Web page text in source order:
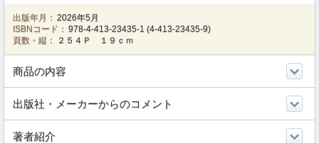
出版年月： 2026年5月
ISBNコード： 978-4-413-23435-1 (4-413-23435-9)
頁数・縦：
２５４Ｐ １９ｃｍ
商品の内容
出版社・メーカーからのコメント
著者紹介